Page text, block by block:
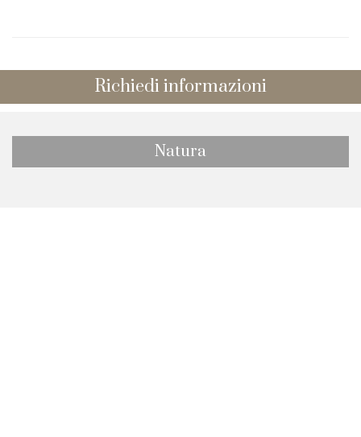
Richiedi informazioni
Natura